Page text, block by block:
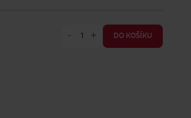
- + DO KOŠÍKU